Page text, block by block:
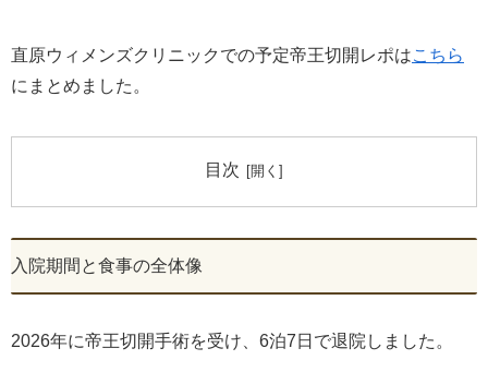
直原ウィメンズクリニックでの予定帝王切開レポはこちら
にまとめました。
目次
入院期間と食事の全体像
2026年に帝王切開手術を受け、6泊7日で退院しました。